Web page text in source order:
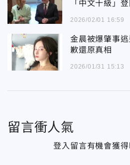
「中文十級」
2026/02/01 16:59
金晨被爆肇事
歉還原真相
2026/01/31 15:13
留言衝人氣
登入留言有機會獲得